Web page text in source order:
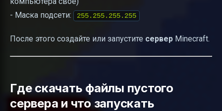
- Маска подсети:
255.255.255.255
После этого создайте или запустите сервер Minecraft.
Где скачать файлы пустого
сервера и что запускать